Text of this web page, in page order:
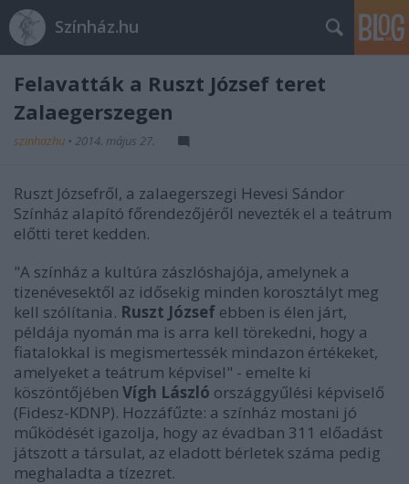
Színház.hu
Felavatták a Ruszt József teret
Zalaegerszegen
szinhazhu • 2014. május 27.
Ruszt Józsefről, a zalaegerszegi Hevesi Sándor
Színház alapító főrendezőjéről nevezték el a teátrum
előtti teret kedden.
"A színház a kultúra zászlóshajója, amelynek a
tizenévesektől az idősekig minden korosztályt meg
kell szólítania. Ruszt József ebben is élen járt,
példája nyomán ma is arra kell törekedni, hogy a
fiatalokkal is megismertessék mindazon értékeket,
amelyeket a teátrum képvisel" - emelte ki
köszöntőjében Vígh László országgyűlési képviselő
(Fidesz-KDNP). Hozzáfűzte: a színház mostani jó
működését igazolja, hogy az évadban 311 előadást
játszott a társulat, az eladott bérletek száma pedig
meghaladta a tízezret.